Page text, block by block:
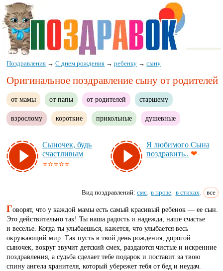
Поздравления →С днем рождения →ребенку →сыну
Оригинальное поздравление сыну от родителей
от мамы от папы от родителей старшему
взрослому короткие прикольные душевные
Сы­но­чек, будь
счас­тли­вым
⭐⭐⭐⭐⭐
Я лю­би­мо­го Сы­на
поз­дра­вить.. ❤
Вид поздравлений:смс, в прозе, в стихах, все
Говорят, что у каждой мамы есть самый красивый ребенок — ее сын.
Это действительно так! Ты наша радость и надежда, наше счастье
и веселье. Когда ты улыбаешься, кажется, что улыбается весь
окружающий мир. Так пусть в твой день рождения, дорогой
сыночек, вокруг звучит детский смех, раздаются чистые и искренние
поздравления, а судьба сделает тебе подарок и поставит за твою
спину ангела хранителя, который убережет тебя от бед и неудач.